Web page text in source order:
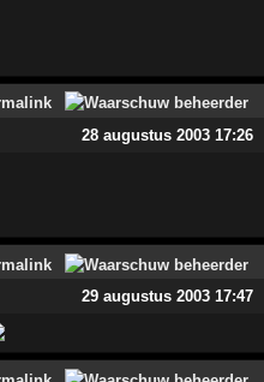
28 augustus 2003 17:26
29 augustus 2003 17:47